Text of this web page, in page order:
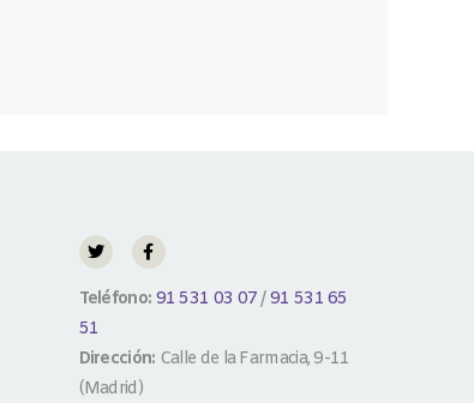
Teléfono: 91 531 03 07/91 531 65
51
Dirección: Calle de la Farmacia, 9-11
(Madrid)